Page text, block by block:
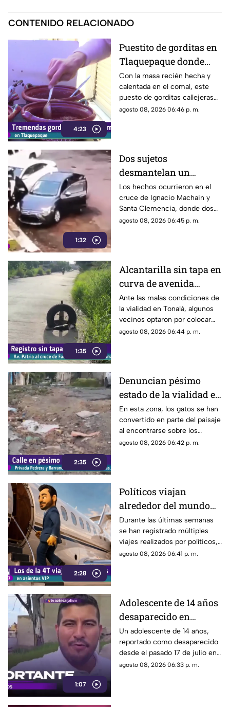
CONTENIDO RELACIONADO
4:23
Puestito de gorditas en
Tlaquepaque donde
una nunca es suficiente
Con la masa recién hecha y
calentada en el comal, este
puesto de gorditas callejeras
en Tlaquepaque promete
agosto 08, 2026 06:46 p. m.
1:32
Dos sujetos
desmantelan un
vehículo a plena luz del
día en Guadalajara
Los hechos ocurrieron en el
cruce de Ignacio Machain y
Santa Clemencia, donde dos
sujetos fueron captados
agosto 08, 2026 06:45 p. m.
1:35
Alcantarilla sin tapa en
curva de avenida
Patria
Ante las malas condiciones de
la vialidad en Tonalá, algunos
vecinos optaron por colocar
una llanta como señalamiento
agosto 08, 2026 06:44 p. m.
2:35
Denuncian pésimo
estado de la vialidad en
Privada Pedrera y
Barrancones
En esta zona, los gatos se han
convertido en parte del paisaje
al encontrarse sobre los
techos y las puertas de las
agosto 08, 2026 06:42 p. m.
2:28
Políticos viajan
alrededor del mundo
sin ninguna
preocupación
Durante las últimas semanas
se han registrado múltiples
viajes realizados por políticos,
sin que hasta el momento
elevado gasto que han
generado.
agosto 08, 2026 06:41 p. m.
1:07
Adolescente de 14 años
desaparecido en
Tlaquepaque es
trasladado a Jalisco
tras ser localizado en
Michoacán
Un adolescente de 14 años,
reportado como desaparecido
desde el pasado 17 de julio en
Tlaquepaque, fue localizado
agosto 08, 2026 06:33 p. m.